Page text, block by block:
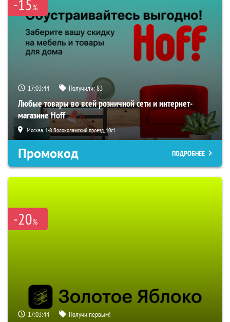
-15%
17:03:43 Получили:83
Любые товары во всей розничной сети и интернет-
магазине Hoff
Москва, 1-й Волоколамский проезд, 10с1
Промокод ПОДРОБНЕЕ
-20%
17:03:43 Получи первым!